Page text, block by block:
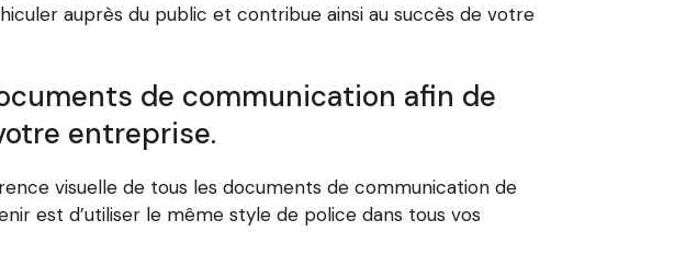
auprès du public et contribue ainsi au succès de votre
de communication afin de
entreprise.
visuelle de tous les documents de communication de
est d’utiliser le même style de police dans tous vos